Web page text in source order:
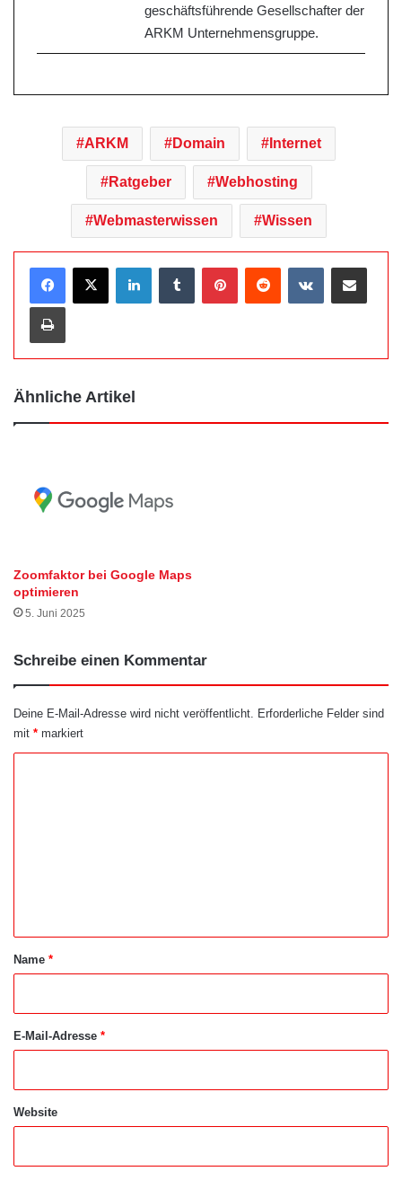
geschäftsführende Gesellschafter der
ARKM Unternehmensgruppe.
ARKM Domain Internet
Ratgeber Webhosting
Webmasterwissen Wissen
Ähnliche Artikel
Zoomfaktor bei Google Maps
optimieren
5. Juni 2025
Schreibe einen Kommentar
Deine E-Mail-Adresse wird nicht veröffentlicht.
Erforderliche Felder sind
mit * markiert
aName *
E-Mail-Adresse *
Website